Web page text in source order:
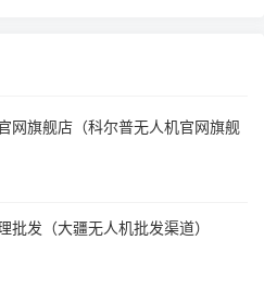
网旗舰店（科尔普无人机官网旗舰
批发（大疆无人机批发渠道）